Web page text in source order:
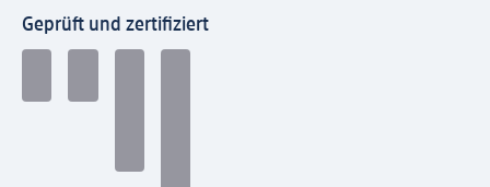
Geprüft und zertifiziert